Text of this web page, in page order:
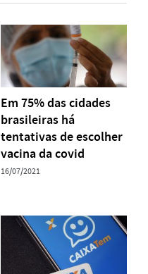
Em 75% das cidades
brasileiras há
tentativas de escolher
vacina da covid
16/07/2021